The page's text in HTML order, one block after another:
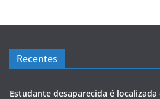
Recentes
Estudante desaparecida é localizada